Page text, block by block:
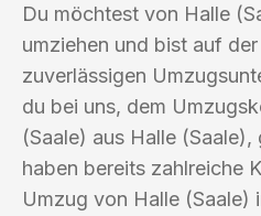
Du möchtest von Halle
umziehen und bist auf
zuverlässigen
du bei uns, dem
(Saale) aus Halle
haben bereits zahlreiche
Umzug von Halle (Saale)